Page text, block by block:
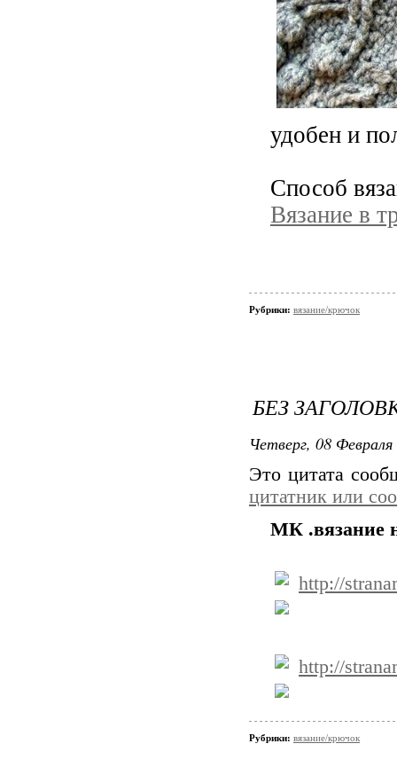
удобен и
Способ
Вязание в
Рубрики: вязание/крючок
БЕЗ
Четверг, 08
Это цитата
цитатник или
МК .вязание
http://
http://
Рубрики: вязание/крючок